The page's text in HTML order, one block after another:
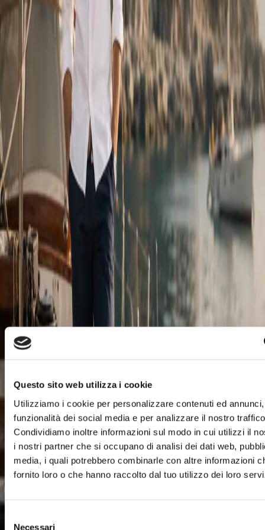
Questo sito web utilizza i cookie
Utilizziamo i cookie per personalizzare contenuti ed
funzionalità dei social media e per analizzare il nostro
Condividiamo inoltre informazioni sul modo in cui utilizzi il
i nostri partner che si occupano di analisi dei dati web,
media, i quali potrebbero combinarle con altre informazioni
fornito loro o che hanno raccolto dal tuo utilizzo dei loro
Necessari
ITALIANO
Timberland
Il brand
Timberland
nasce nel 1973 con un'idea semplice e radicale:
fare prodotti costruiti per durare, in qualsiasi condizione.
Dagli scarponi da trekking che hanno definito un'epoca ai
capi di abbigliamento outdoor-lifestyle di oggi, ogni pezzo
porta con sé la stessa filosofia, materiali autentici,
lavorazioni solide, design che non insegue le mode ma le
anticipa.
Da Torino Outlet Village trovi una selezione delle collezioni
Timberland a prezzi accessibili, senza rinunciare a nulla di
ciò che rende il brand unico: la solidità dei materiali, la cura
del dettaglio, quella sensazione di indossare qualcosa che
durerà nel tempo.
Che tu stia cercando le iconiche Yellow Boot, un paio di
boat shoes per l'estate, un polo o una giacca per l'outdoor, lo
store Timberland di Torino Outlet Village è il posto dove
trovare il meglio del brand, stagione dopo stagione.
Orari e contatti
Trova il negozio sulla mappa
Lasciati ispirare
chiusura
e sul retro. -
Lacci in
Timberland
SALDI ESTIVI
Scarpa da barca uomo in pelle pieno fiore
chiusura con lacci e logo Timberland
Prezzo Retail €227,00